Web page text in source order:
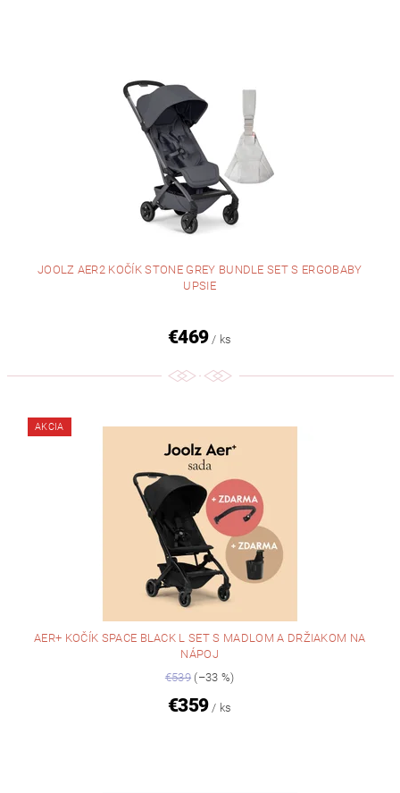
JOOLZ AER2 KOČÍK STONE GREY BUNDLE SET S ERGOBABY
UPSIE
€469 / ks
AKCIA
AER+ KOČÍK SPACE BLACK L SET S MADLOM A DRŽIAKOM NA
NÁPOJ
€539 (–33 %)
€359 / ks